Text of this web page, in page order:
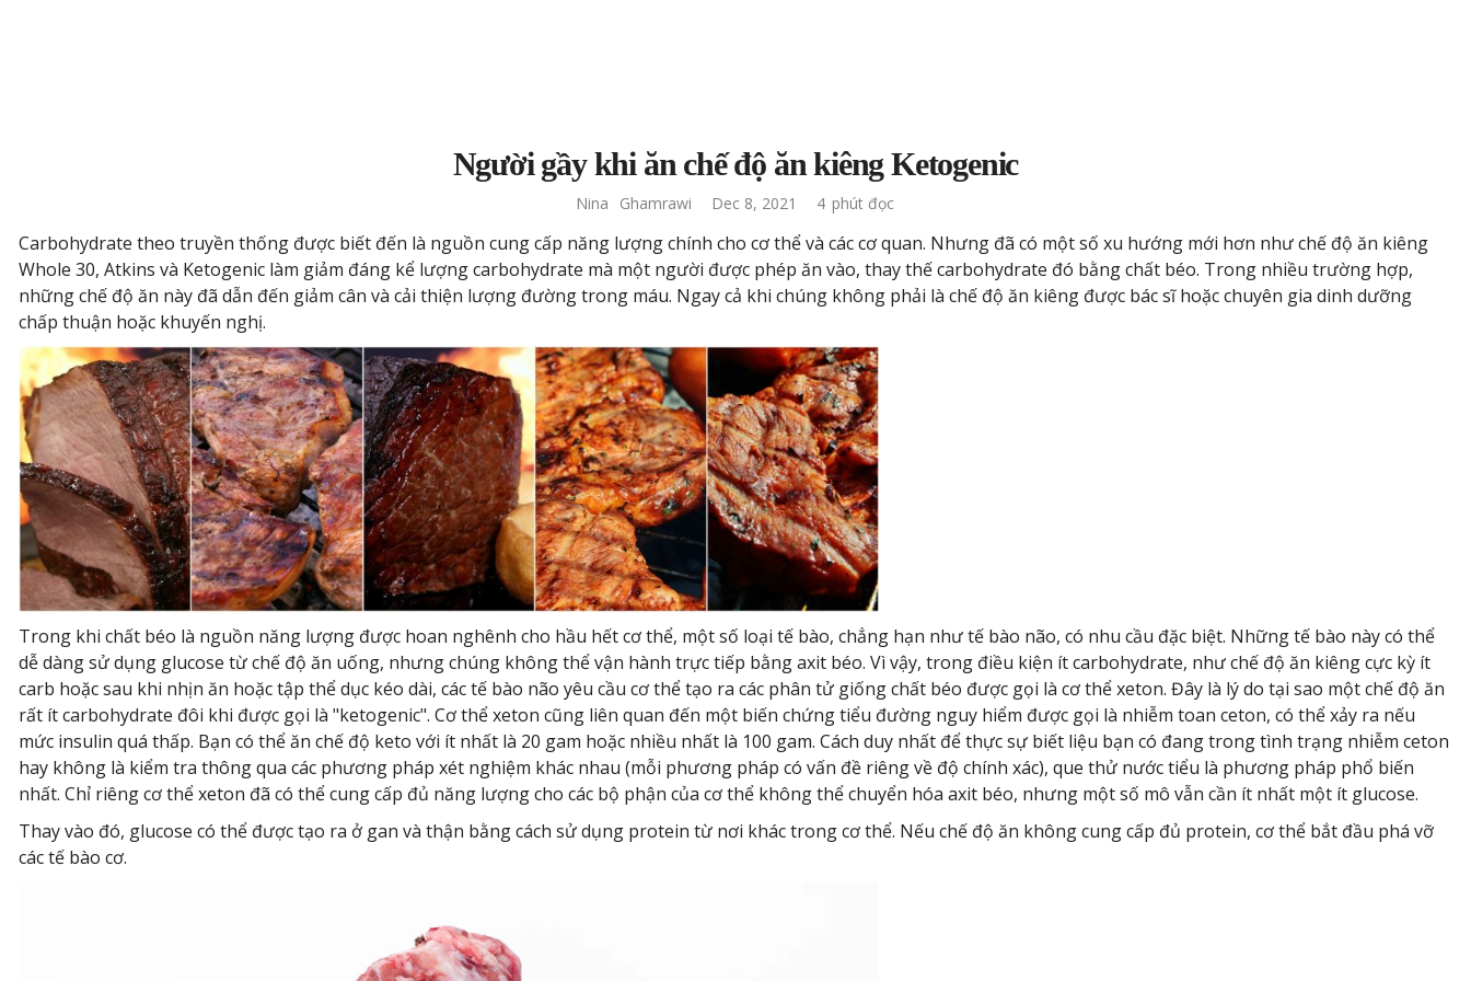
Người gầy khi ăn chế độ ăn kiêng Ketogenic
Nina Ghamrawi Dec 8, 2021 4 phút đọc
Carbohydrate theo truyền thống được biết đến là nguồn cung cấp năng lượng chính cho cơ thể và các cơ quan. Nhưng đã có một số xu hướng mới hơn như chế độ ăn kiêng
Whole 30, Atkins và Ketogenic làm giảm đáng kể lượng carbohydrate mà một người được phép ăn vào, thay thế carbohydrate đó bằng chất béo. Trong nhiều trường hợp,
những chế độ ăn này đã dẫn đến giảm cân và cải thiện lượng đường trong máu. Ngay cả khi chúng không phải là chế độ ăn kiêng được bác sĩ hoặc chuyên gia dinh dưỡng
chấp thuận hoặc khuyến nghị.
Trong khi chất béo là nguồn năng lượng được hoan nghênh cho hầu hết cơ thể, một số loại tế bào, chẳng hạn như tế bào não, có nhu cầu đặc biệt. Những tế bào này có thể
dễ dàng sử dụng glucose từ chế độ ăn uống, nhưng chúng không thể vận hành trực tiếp bằng axit béo. Vì vậy, trong điều kiện ít carbohydrate, như chế độ ăn kiêng cực kỳ ít
carb hoặc sau khi nhịn ăn hoặc tập thể dục kéo dài, các tế bào não yêu cầu cơ thể tạo ra các phân tử giống chất béo được gọi là cơ thể xeton. Đây là lý do tại sao một chế độ ăn
rất ít carbohydrate đôi khi được gọi là "ketogenic". Cơ thể xeton cũng liên quan đến một biến chứng tiểu đường nguy hiểm được gọi là nhiễm toan ceton, có thể xảy ra nếu
mức insulin quá thấp. Bạn có thể ăn chế độ keto với ít nhất là 20 gam hoặc nhiều nhất là 100 gam. Cách duy nhất để thực sự biết liệu bạn có đang trong tình trạng nhiễm ceton
hay không là kiểm tra thông qua các phương pháp xét nghiệm khác nhau (mỗi phương pháp có vấn đề riêng về độ chính xác), que thử nước tiểu là phương pháp phổ biến
nhất. Chỉ riêng cơ thể xeton đã có thể cung cấp đủ năng lượng cho các bộ phận của cơ thể không thể chuyển hóa axit béo, nhưng một số mô vẫn cần ít nhất một ít glucose.
Thay vào đó, glucose có thể được tạo ra ở gan và thận bằng cách sử dụng protein từ nơi khác trong cơ thể. Nếu chế độ ăn không cung cấp đủ protein, cơ thể bắt đầu phá vỡ
các tế bào cơ.